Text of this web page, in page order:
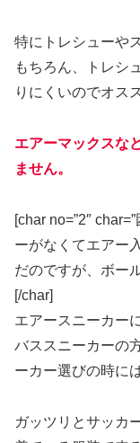
特にトレシューや
もちろん、トレシ
りにくいのでオス
エアーマックスな
ません。
[char no=”2″
ーがなくてエアー
だのですが、ボー
[/char]
エアースニーカー
バススニーカーの
ーカー選びの時に
ガッツリとサッカ